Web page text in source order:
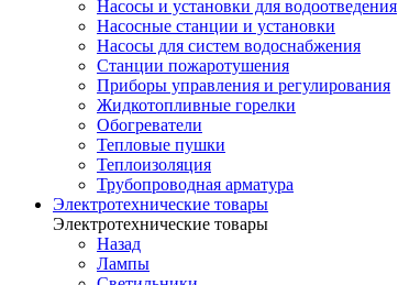
Насосы и установки для водоотведения
Насосные станции и установки
Насосы для систем водоснабжения
Станции пожаротушения
Приборы управления и регулирования
Жидкотопливные горелки
Обогреватели
Тепловые пушки
Теплоизоляция
Трубопроводная арматура
Электротехнические товары
Электротехнические товары
Назад
Лампы